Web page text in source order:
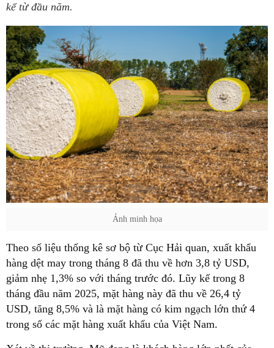
kể từ đầu năm.
Ảnh minh họa
Theo số liệu thống kê sơ bộ từ Cục Hải quan, xuất khẩu
hàng dệt may trong tháng 8 đã thu về hơn 3,8 tỷ USD,
giảm nhẹ 1,3% so với tháng trước đó. Lũy kế trong 8
tháng đầu năm 2025, mặt hàng này đã thu về 26,4 tỷ
USD, tăng 8,5% và là mặt hàng có kim ngạch lớn thứ 4
trong số các mặt hàng xuất khẩu của Việt Nam.